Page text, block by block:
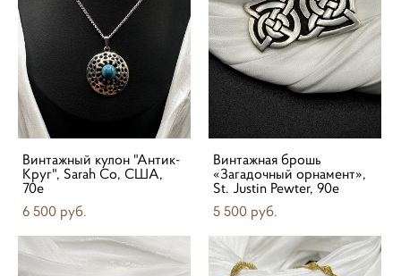
Винтажный кулон "Антик-
Круг", Sarah Co, США,
70е
6 500 pуб.
Винтажная брошь
«Загадочный орнамент»,
St. Justin Pewter, 90е
5 500 pуб.